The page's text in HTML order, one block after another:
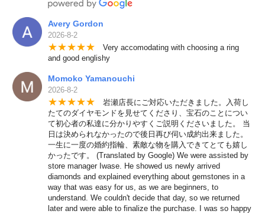
Avery Gordon
2026-8-2
★★★★★ Very accomodating with choosing a ring
and good englishy
Momoko Yamanouchi
2026-8-2
★★★★★ 岩瀬店長にご対応いただきました。入荷し
たてのダイヤモンドを見せてくださり、宝石のことについ
て初心者の私達に分かりやすくご説明くださいました。 当
日は決められなかったので後日再び伺い成約出来ました。
一生に一度の婚約指輪、素敵な物を購入できてとても嬉し
かったです。 (Translated by Google) We were assisted by
store manager Iwase. He showed us newly arrived
diamonds and explained everything about gemstones in a
way that was easy for us, as we are beginners, to
understand. We couldn't decide that day, so we returned
later and were able to finalize the purchase. I was so happy